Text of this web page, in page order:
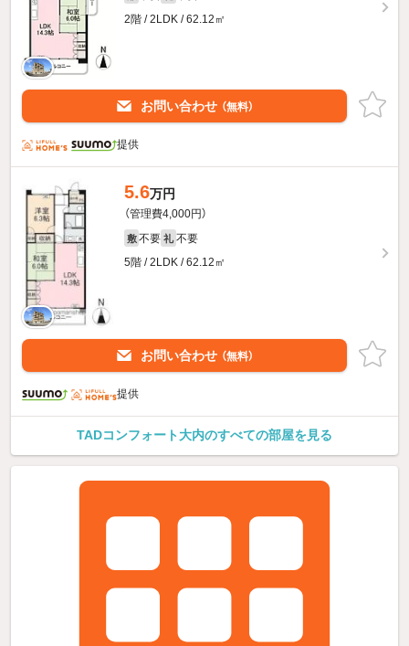
2階 / 2LDK / 62.12㎡
お問い合わせ （無料）
提供
5.6万円
（管理費4,000円）
敷 不要 礼 不要
5階 / 2LDK / 62.12㎡
お問い合わせ （無料）
提供
TADコンフォート大内のすべての部屋を見る